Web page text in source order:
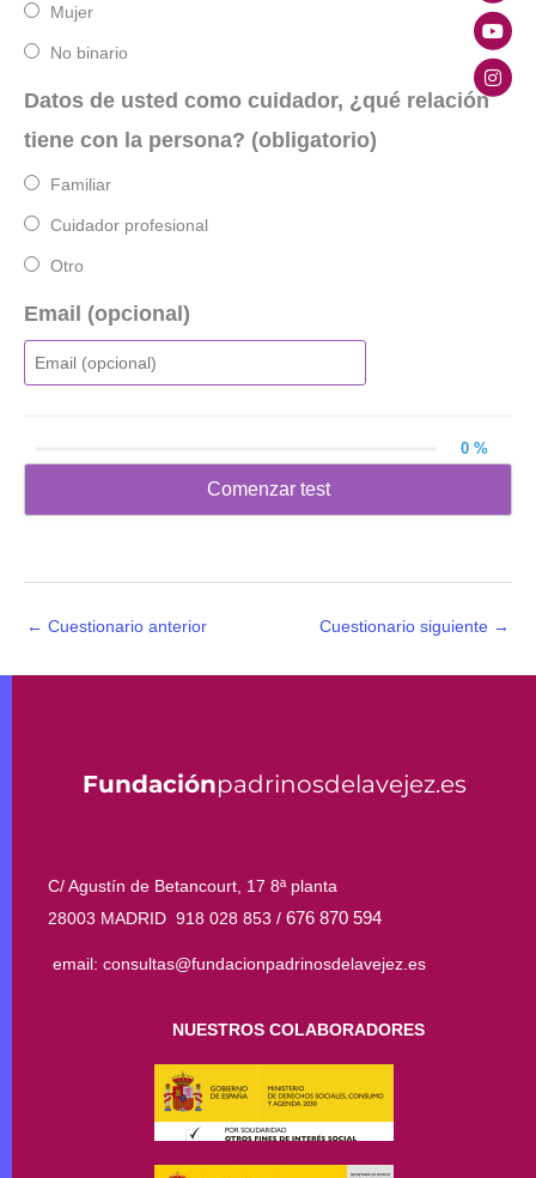
Mujer
No binario
Datos de usted como cuidador, ¿qué relación
tiene con la persona? (obligatorio)
Familiar
Cuidador profesional
Otro
Email (opcional)
0 %
Comenzar test
← Cuestionario anterior Cuestionario siguiente →
Fundaciónpadrinosdelavejez.es
C/ Agustín de Betancourt, 17 8ª planta
28003 MADRID 918 028 853 / 676 870 594
email: consultas@fundacionpadrinosdelavejez.es
NUESTROS COLABORADORES